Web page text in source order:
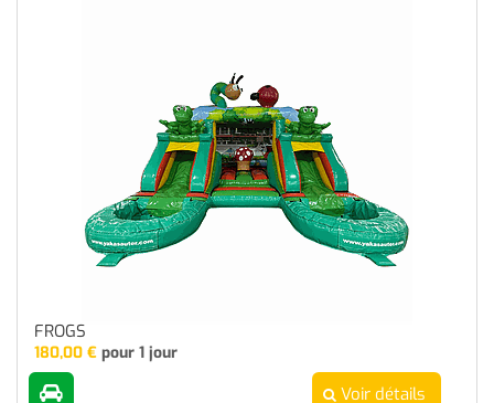
FROGS
180,00 € pour 1 jour
Voir détails